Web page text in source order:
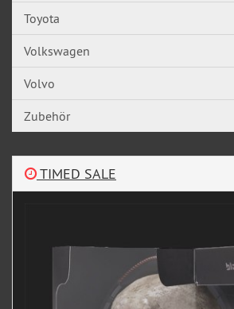
Toyota
Volkswagen
Volvo
Zubehör
TIMED SALE